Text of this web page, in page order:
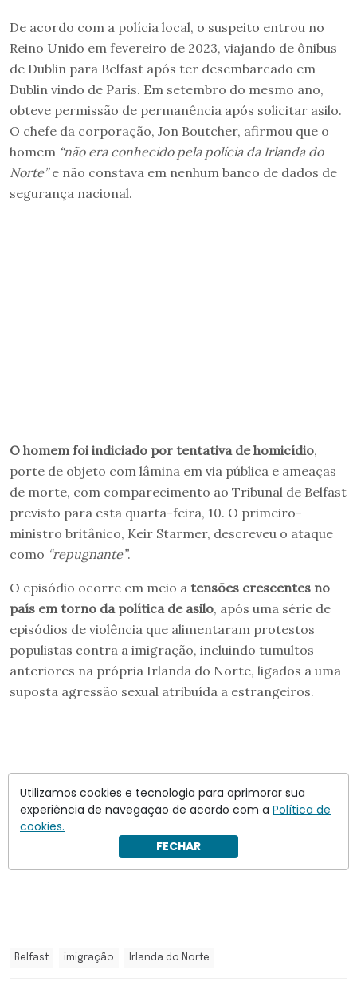
De acordo com a polícia local, o suspeito entrou no
Reino Unido em fevereiro de 2023, viajando de ônibus
de Dublin para Belfast após ter desembarcado em
Dublin vindo de Paris. Em setembro do mesmo ano,
obteve permissão de permanência após solicitar asilo.
O chefe da corporação, Jon Boutcher, afirmou que o
homem “não era conhecido pela polícia da Irlanda do
Norte”e não constava em nenhum banco de dados de
segurança nacional.
O homem foi indiciado por tentativa de homicídio,
porte de objeto com lâmina em via pública e ameaças
de morte, com comparecimento ao Tribunal de Belfast
previsto para esta quarta-feira, 10. O primeiro-
ministro britânico, Keir Starmer, descreveu o ataque
como “repugnante”.
O episódio ocorre em meio a tensões crescentes no
país em torno da política de asilo, após uma série de
episódios de violência que alimentaram protestos
populistas contra a imigração, incluindo tumultos
anteriores na própria Irlanda do Norte, ligados a uma
suposta agressão sexual atribuída a estrangeiros.
Belfast imigração Irlanda do Norte
Utilizamos cookies e tecnologia para aprimorar sua
experiência de navegação de acordo com a Política de
cookies.
FECHAR